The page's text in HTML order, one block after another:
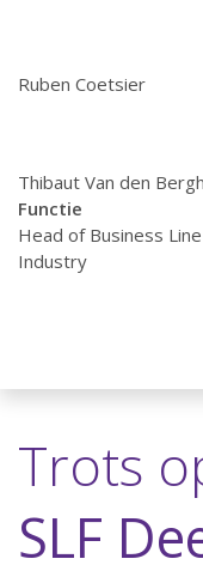
Ruben Coetsier
Thibaut Van den
Functie
Head of Business
Industry
Trots
SLF